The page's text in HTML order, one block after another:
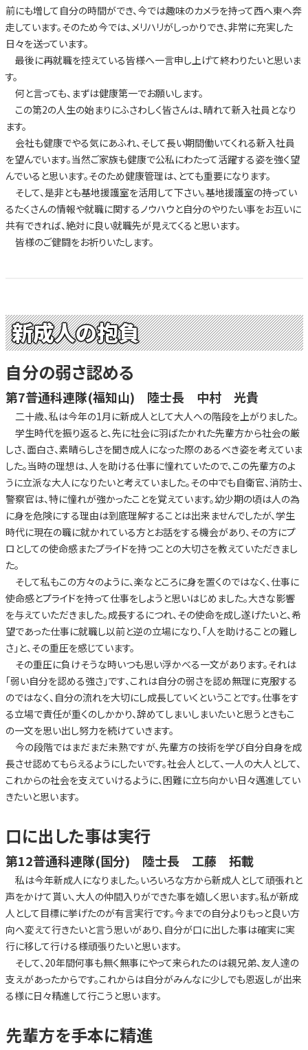
前にも増して自分の時間ができ、今では趣味のカメラを持って西へ東へ奔
走しています。そのため今では、メリハリがしっかりでき、非常に充実した
日々を送っています。
最後に再就職を控えている皆様へ一言申し上げて終わりたいと思いま
す。
何と言っても、まずは健康第一でお願いします。
この第2の人生の始まりにふさわしく皆さんは、晴れて新入社員となり
ます。
会社も健康でやる気にあふれ、そして長い期間働いてくれる新入社員
を望んでいます。当然ご家族も健康で公私にわたって活躍する姿を強く望
んでいると思います。そのため健康管理は、とても重要になります。
そして、是非とも基地援護室を活用して下さい。基地援護室の持ってい
るたくさんの情報や就職に関するノウハウと自分のやりたい事をお互いに
共有できれば、絶対に良い就職先が見えてくると思います。
皆様のご健闘をお祈りいたします。
新成人の抱負
自分の弱さ認める
第7普通科連隊(福知山) 陸士長 中村 光貴
二十歳、私は今年の1月に新成人として大人への階段を上がりました。
学生時代を振り返ると、先に社会に羽ばたかれた先輩方から社会の厳
しさ、面白さ、素晴らしさを聞き成人になった際のあるべき姿を考えていま
した。当時の理想は、人を助ける仕事に憧れていたので、この先輩方のよ
うに立派な大人になりたいと考えていました。その中でも自衛官、消防士、
警察官は、特に憧れが強かったことを覚えています。幼少期の頃は人の為
に身を危険にする理由は到底理解することは出来ませんでしたが、学生
時代に現在の職に就かれている方とお話をする機会があり、その方にプ
ロとしての使命感またプライドを持つことの大切さを教えていただきまし
た。
そして私もこの方々のように、楽なところに身を置くのではなく、仕事に
使命感とプライドを持って仕事をしようと思いはじめました。大きな影響
を与えていただきました。成長するにつれ、その使命を成し遂げたいと、希
望であった仕事に就職し以前と逆の立場になり、「人を助けることの難し
さ」と、その重圧を感じています。
その重圧に負けそうな時いつも思い浮かべる一文があります。それは
「弱い自分を認める強さ」です、これは自分の弱さを認め無理に克服する
のではなく、自分の流れを大切にし成長していくということです。仕事をす
る立場で責任が重くのしかかり、辞めてしまいしまいたいと思うときもこ
の一文を思い出し努力を続けていきます。
今の段階ではまだまだ未熟ですが、先輩方の技術を学び自分自身を成
長させ認めてもらえるようにしたいです。社会人として、一人の大人として、
これからの社会を支えていけるように、困難に立ち向かい日々邁進してい
きたいと思います。
口に出した事は実行
第12普通科連隊(国分) 陸士長 工藤 拓載
私は今年新成人になりました。いろいろな方から新成人として頑張れと
声をかけて貰い、大人の仲間入りができた事を嬉しく思います。私が新成
人として目標に挙げたのが有言実行です。今までの自分よりもっと良い方
向へ変えて行きたいと言う思いがあり、自分が口に出した事は確実に実
行に移して行ける様頑張りたいと思います。
そして、20年間何事も無く無事にやって来られたのは親兄弟、友人達の
支えがあったからです。これからは自分がみんなに少しでも恩返しが出来
る様に日々精進して行こうと思います。
先輩方を手本に精進